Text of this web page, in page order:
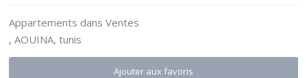
Appartements dans Ventes
, AOUINA, tunis
Ajouter aux favoris